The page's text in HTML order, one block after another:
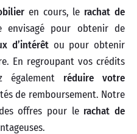
en cours, le rachat de
envisagé pour obtenir de
d’intérêtou pour obtenir
En regroupant vos crédits
également réduire votre
de remboursement. Notre
offres pour le rachat de